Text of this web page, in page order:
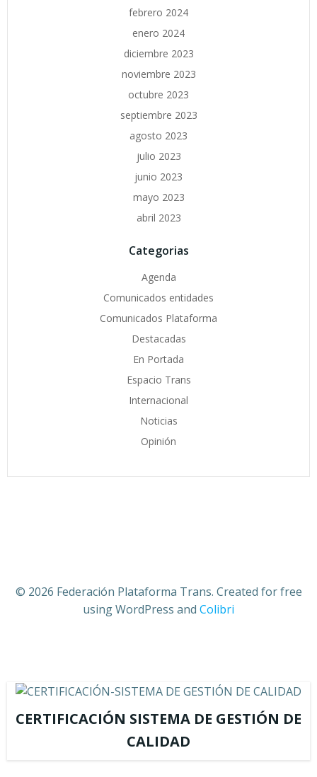
febrero 2024
enero 2024
diciembre 2023
noviembre 2023
octubre 2023
septiembre 2023
agosto 2023
julio 2023
junio 2023
mayo 2023
abril 2023
Categorias
Agenda
Comunicados entidades
Comunicados Plataforma
Destacadas
En Portada
Espacio Trans
Internacional
Noticias
Opinión
© 2026 Federación Plataforma Trans. Created for free
using WordPress and Colibri
CERTIFICACIÓN SISTEMA DE GESTIÓN DE
CALIDAD